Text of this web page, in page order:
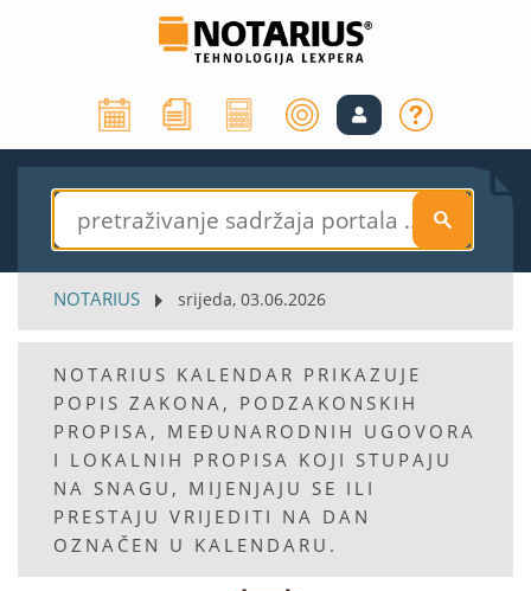
S
NOTARIUS srijeda, 03.06.2026
NOTARIUS KALENDAR PRIKAZUJE
POPIS ZAKONA, PODZAKONSKIH
PROPISA, MEĐUNARODNIH UGOVORA
I LOKALNIH PROPISA KOJI STUPAJU
NA SNAGU, MIJENJAJU SE ILI
PRESTAJU VRIJEDITI NA DAN
OZNAČEN U KALENDARU.